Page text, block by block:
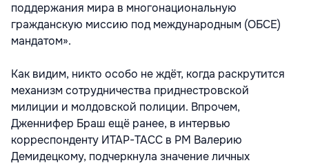
поддержания мира в многонациональную
гражданскую миссию под международным (ОБСЕ)
мандатом».
Как видим, никто особо не ждёт, когда раскрутится
механизм сотрудничества приднестровской
милиции и молдовской полиции. Впрочем,
Дженнифер Браш ещё ранее, в интервью
корреспонденту ИТАР-ТАСС в РМ Валерию
Демидецкому, подчеркнула значение личных